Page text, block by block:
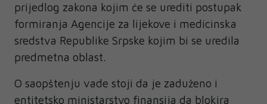
prijedlog zakona kojim će se urediti postupak
formiranja Agencije za lijekove i medicinska
sredstva Republike Srpske kojim bi se uredila
predmetna oblast.
O saopštenju vade stoji da je zaduženo i
entitetsko ministarstvo finansija da blokira